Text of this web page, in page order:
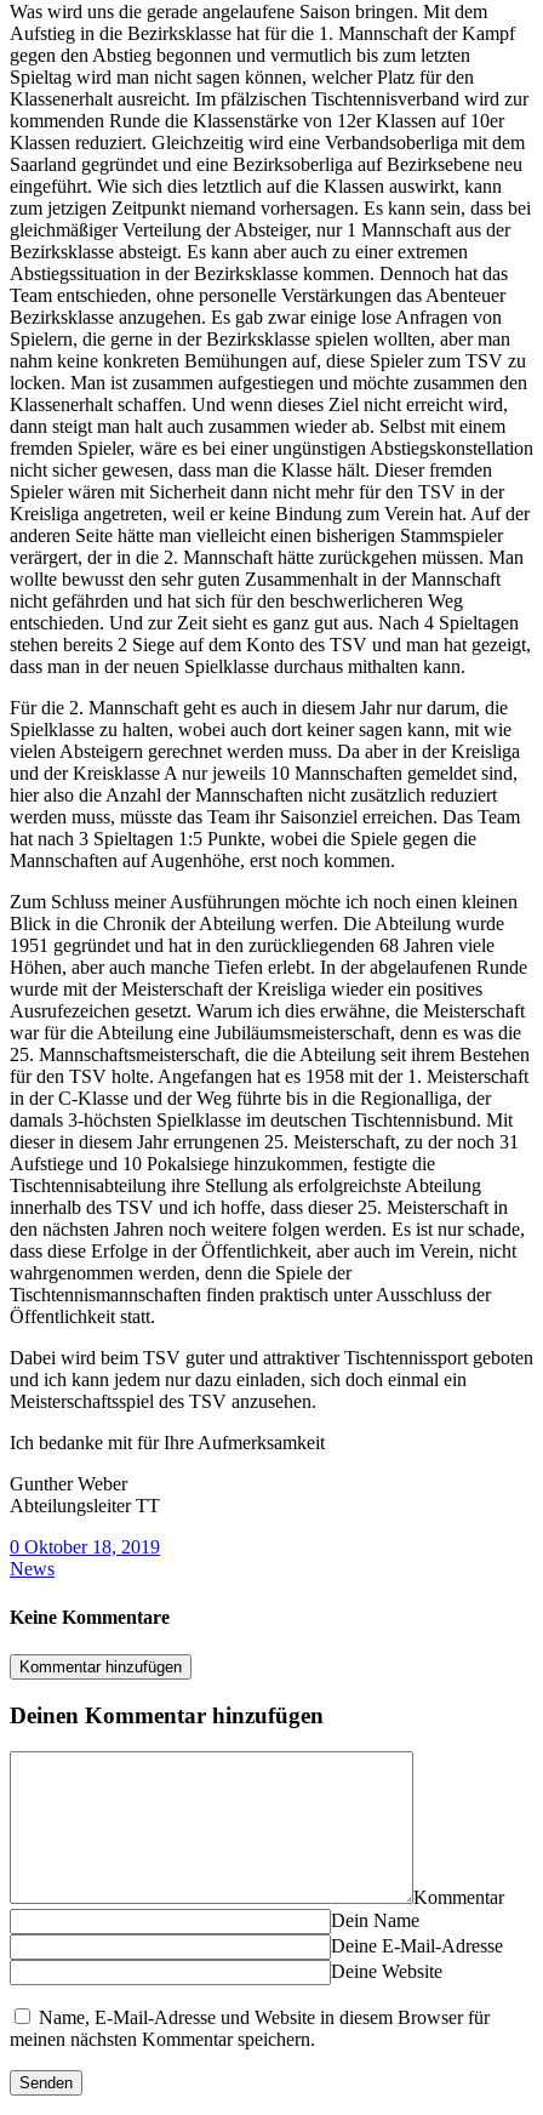
Was wird uns die gerade angelaufene Saison bringen. Mit dem
Aufstieg in die Bezirksklasse hat für die 1. Mannschaft der Kampf
gegen den Abstieg begonnen und vermutlich bis zum letzten
Spieltag wird man nicht sagen können, welcher Platz für den
Klassenerhalt ausreicht. Im pfälzischen Tischtennisverband wird zur
kommenden Runde die Klassenstärke von 12er Klassen auf 10er
Klassen reduziert. Gleichzeitig wird eine Verbandsoberliga mit dem
Saarland gegründet und eine Bezirksoberliga auf Bezirksebene neu
eingeführt. Wie sich dies letztlich auf die Klassen auswirkt, kann
zum jetzigen Zeitpunkt niemand vorhersagen. Es kann sein, dass bei
gleichmäßiger Verteilung der Absteiger, nur 1 Mannschaft aus der
Bezirksklasse absteigt. Es kann aber auch zu einer extremen
Abstiegssituation in der Bezirksklasse kommen. Dennoch hat das
Team entschieden, ohne personelle Verstärkungen das Abenteuer
Bezirksklasse anzugehen. Es gab zwar einige lose Anfragen von
Spielern, die gerne in der Bezirksklasse spielen wollten, aber man
nahm keine konkreten Bemühungen auf, diese Spieler zum TSV zu
locken. Man ist zusammen aufgestiegen und möchte zusammen den
Klassenerhalt schaffen. Und wenn dieses Ziel nicht erreicht wird,
dann steigt man halt auch zusammen wieder ab. Selbst mit einem
fremden Spieler, wäre es bei einer ungünstigen Abstiegskonstellation
nicht sicher gewesen, dass man die Klasse hält. Dieser fremden
Spieler wären mit Sicherheit dann nicht mehr für den TSV in der
Kreisliga angetreten, weil er keine Bindung zum Verein hat. Auf der
anderen Seite hätte man vielleicht einen bisherigen Stammspieler
verärgert, der in die 2. Mannschaft hätte zurückgehen müssen. Man
wollte bewusst den sehr guten Zusammenhalt in der Mannschaft
nicht gefährden und hat sich für den beschwerlicheren Weg
entschieden. Und zur Zeit sieht es ganz gut aus. Nach 4 Spieltagen
stehen bereits 2 Siege auf dem Konto des TSV und man hat gezeigt,
dass man in der neuen Spielklasse durchaus mithalten kann.
Für die 2. Mannschaft geht es auch in diesem Jahr nur darum, die
Spielklasse zu halten, wobei auch dort keiner sagen kann, mit wie
vielen Absteigern gerechnet werden muss. Da aber in der Kreisliga
und der Kreisklasse A nur jeweils 10 Mannschaften gemeldet sind,
hier also die Anzahl der Mannschaften nicht zusätzlich reduziert
werden muss, müsste das Team ihr Saisonziel erreichen. Das Team
hat nach 3 Spieltagen 1:5 Punkte, wobei die Spiele gegen die
Mannschaften auf Augenhöhe, erst noch kommen.
Zum Schluss meiner Ausführungen möchte ich noch einen kleinen
Blick in die Chronik der Abteilung werfen. Die Abteilung wurde
1951 gegründet und hat in den zurückliegenden 68 Jahren viele
Höhen, aber auch manche Tiefen erlebt. In der abgelaufenen Runde
wurde mit der Meisterschaft der Kreisliga wieder ein positives
Ausrufezeichen gesetzt. Warum ich dies erwähne, die Meisterschaft
war für die Abteilung eine Jubiläumsmeisterschaft, denn es was die
25. Mannschaftsmeisterschaft, die die Abteilung seit ihrem Bestehen
für den TSV holte. Angefangen hat es 1958 mit der 1. Meisterschaft
in der C-Klasse und der Weg führte bis in die Regionalliga, der
damals 3-höchsten Spielklasse im deutschen Tischtennisbund. Mit
dieser in diesem Jahr errungenen 25. Meisterschaft, zu der noch 31
Aufstiege und 10 Pokalsiege hinzukommen, festigte die
Tischtennisabteilung ihre Stellung als erfolgreichste Abteilung
innerhalb des TSV und ich hoffe, dass dieser 25. Meisterschaft in
den nächsten Jahren noch weitere folgen werden. Es ist nur schade,
dass diese Erfolge in der Öffentlichkeit, aber auch im Verein, nicht
wahrgenommen werden, denn die Spiele der
Tischtennismannschaften finden praktisch unter Ausschluss der
Öffentlichkeit statt.
Dabei wird beim TSV guter und attraktiver Tischtennissport geboten
und ich kann jedem nur dazu einladen, sich doch einmal ein
Meisterschaftsspiel des TSV anzusehen.
Ich bedanke mit für Ihre Aufmerksamkeit
Gunther Weber
Abteilungsleiter TT
0 Oktober 18, 2019
News
Keine Kommentare
Kommentar hinzufügen
Deinen Kommentar hinzufügen
Kommentar
Dein Name
Deine E-Mail-Adresse
Deine Website
Name, E-Mail-Adresse und Website in diesem Browser für
meinen nächsten Kommentar speichern.